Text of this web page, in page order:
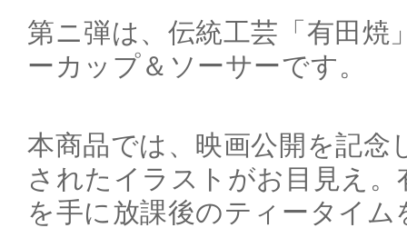
第ニ弾は、伝統工芸「有田焼
ーカップ＆ソーサーです。
本商品では、映画公開を記念
されたイラストがお目見え
を手に放課後のティータイ